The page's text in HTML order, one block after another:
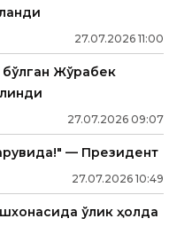
27.07.2026 11:00
Жўрабек
27.07.2026 09:07
— Президент
27.07.2026 10:49
ўлик ҳолда